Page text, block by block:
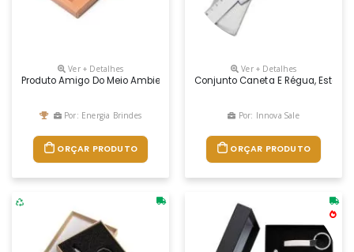
Ver + Detalhes
Produto Amigo Do Meio Ambiente, O Conjunto De Chaveiro E Caneta
Por: Energia Brindes
ORÇAR PRODUTO
Ver + Detalhes
Conjunto Caneta E Régua, Estojo
Por: Innova Sale
ORÇAR PRODUTO